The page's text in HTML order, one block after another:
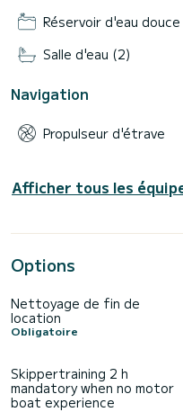
Réservoir d'eau
Salle d'eau (2)
Navigation
Propulseur d'étrave
Afficher tous les
Options
Nettoyage de fin de
location
Obligatoire
Skippertraining 2 h
mandatory when no motor
boat experience